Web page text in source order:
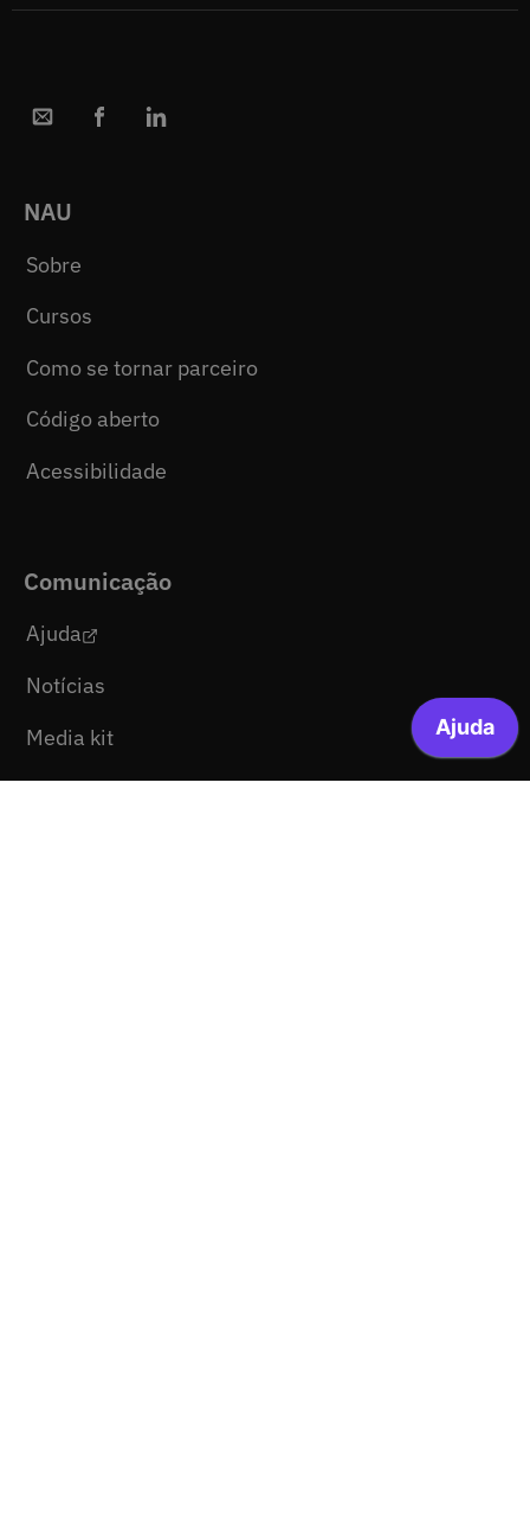
NAU
Sobre
Cursos
Como se tornar parceiro
Código aberto
Acessibilidade
Comunicação
Ajuda
Notícias
Media kit
Mapa do site